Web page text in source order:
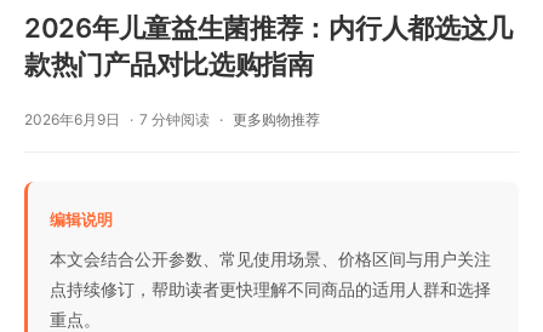
2026年儿童益生菌推荐：内行人都选这几
款热门产品对比选购指南
2026年6月9日 7 分钟阅读 更多购物推荐
编辑说明
本文会结合公开参数、常见使用场景、价格区间与用户关注
点持续修订，帮助读者更快理解不同商品的适用人群和选择
重点。